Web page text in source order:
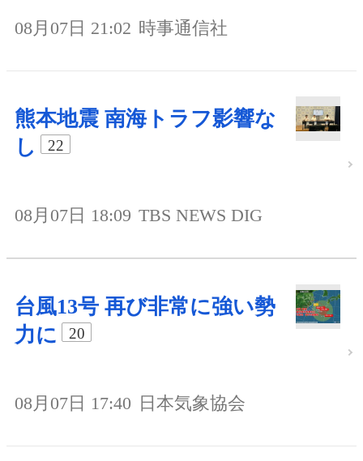
08月07日 21:02 時事通信社
熊本地震 南海トラフ影響な
し
22
08月07日 18:09 TBS NEWS DIG
台風13号 再び非常に強い勢
力に
20
08月07日 17:40 日本気象協会